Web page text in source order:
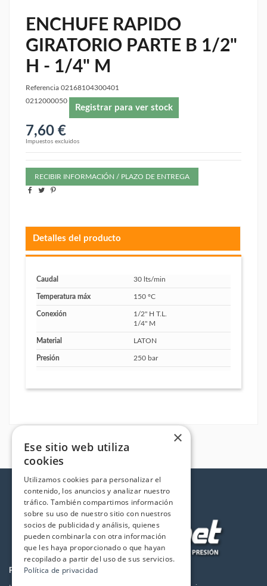
ENCHUFE RAPIDO
GIRATORIO PARTE B 1/2"
H - 1/4" M
Referencia 02168104300401
0212000050
Registrar para ver stock
7,60 €
Impuestos excluidos
RECIBIR INFORMACIÓN / PLAZO DE ENTREGA
Detalles del producto
Caudal 30 lts/min
Temperatura máx 150 ºC
Conexión
1/2" H T.L.
1/4" M
Material LATON
Presión 250 bar
PRODUCTOS
×
Ese sitio web utiliza
cookies
Utilizamos cookies para personalizar el
contenido, los anuncios y analizar nuestro
tráfico. También compartimos información
sobre su uso de nuestro sitio con nuestros
socios de publicidad y análisis, quienes
pueden combinarla con otra información
que les haya proporcionado o que hayan
recopilado a partir del uso de sus servicios.
Política de privacidad